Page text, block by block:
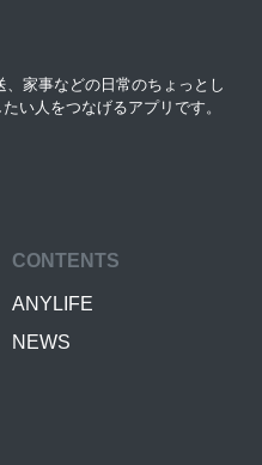
家事などの日常のちょっとし
い人をつなげるアプリです。
CONTENTS
ANYLIFE
NEWS